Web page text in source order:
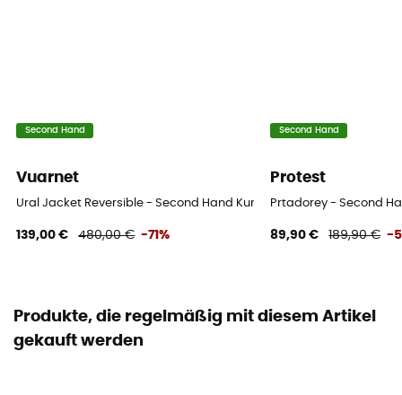
Second Hand
Vuarnet
Ural Jacket Reversible - Second Hand Kunstfaserjacke - Damen -
139,00 € 480,00 € -71%
Second Hand
Protest
Prtadorey - Second
89,90 € 189,90 € -
Produkte, die regelmäßig mit diesem Artikel
gekauft werden